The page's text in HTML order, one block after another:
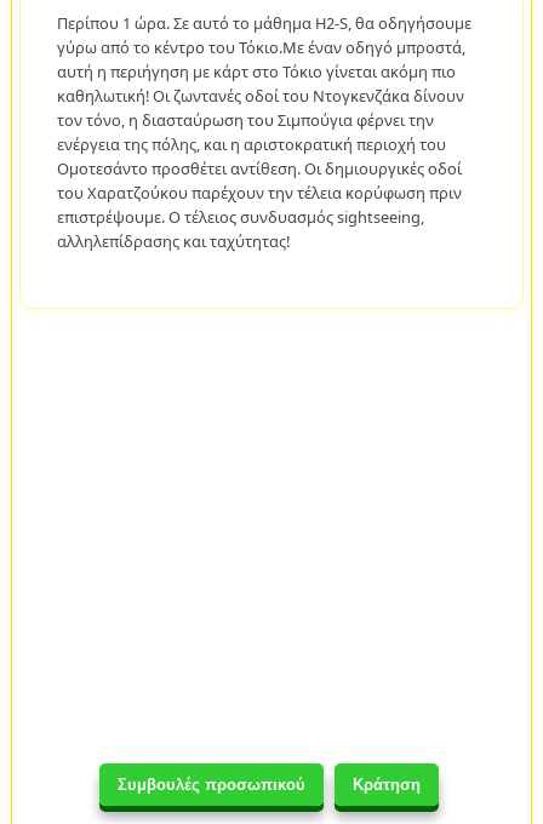
Συμβουλές προσωπικού Κράτηση
Περίπου 1 ώρα. Σε αυτό το μάθημα H2-S, θα οδηγήσουμε
γύρω από το κέντρο του Τόκιο.Με έναν οδηγό μπροστά,
αυτή η περιήγηση με κάρτ στο Τόκιο γίνεται ακόμη πιο
καθηλωτική! Οι ζωντανές οδοί του Ντογκενζάκα δίνουν
τον τόνο, η διασταύρωση του Σιμπούγια φέρνει την
ενέργεια της πόλης, και η αριστοκρατική περιοχή του
Ομοτεσάντο προσθέτει αντίθεση. Οι δημιουργικές οδοί
του Χαρατζούκου παρέχουν την τέλεια κορύφωση πριν
επιστρέψουμε. Ο τέλειος συνδυασμός sightseeing,
αλληλεπίδρασης και ταχύτητας!